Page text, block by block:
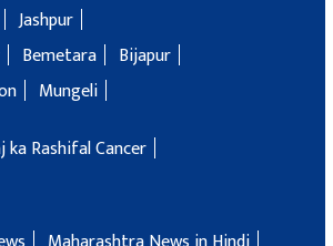
Jashpur
Bemetara
Bijapur
Mungeli
ka Rashifal Cancer